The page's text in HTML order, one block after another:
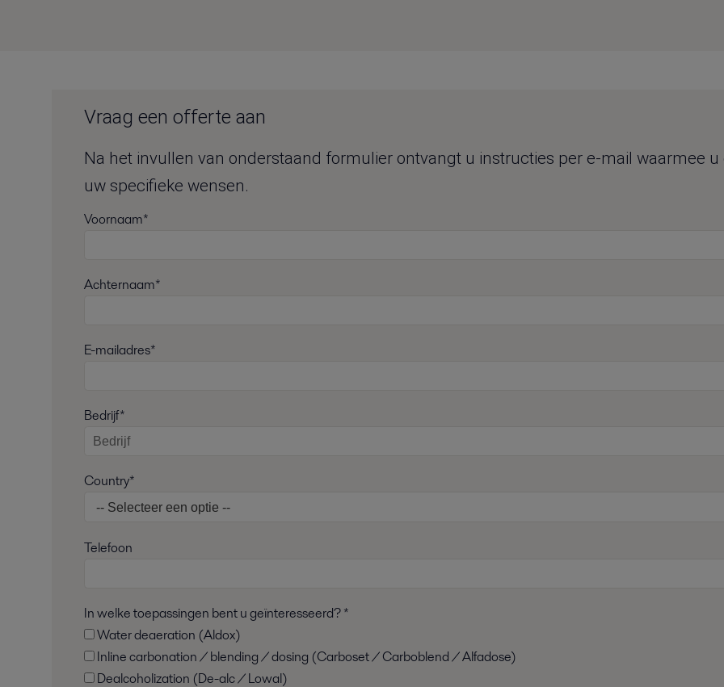
Vraag een offerte aan
Na het invullen van onderstaand formulier ontvangt u instructies per e-mail waarmee
uw specifieke wensen.
Voornaam*
Achternaam*
E-mailadres*
Bedrijf*
Country*
Telefoon
In welke toepassingen bent u geïnteresseerd? *
Water deaeration (Aldox)
Inline carbonation / blending / dosing (Carboset / Carboblend / Alfadose)
Dealcoholization (De-alc / Lowal)